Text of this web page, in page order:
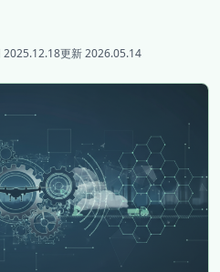
2025.12.18更新 2026.05.14